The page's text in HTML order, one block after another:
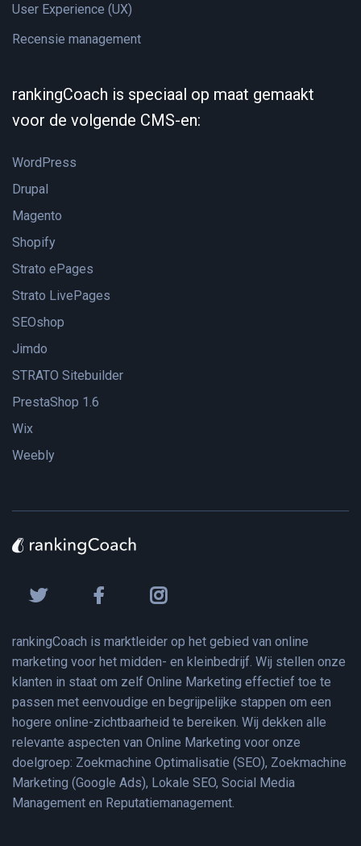
User Experience (UX)
Recensie management
rankingCoach is speciaal op maat gemaakt
voor de volgende CMS-en:
WordPress
Drupal
Magento
Shopify
Strato ePages
Strato LivePages
SEOshop
Jimdo
STRATO Sitebuilder
PrestaShop 1.6
Wix
Weebly
rankingCoach is marktleider op het gebied van online
marketing voor het midden- en kleinbedrijf. Wij stellen onze
klanten in staat om zelf Online Marketing effectief toe te
passen met eenvoudige en begrijpelijke stappen om een
hogere online-zichtbaarheid te bereiken. Wij dekken alle
relevante aspecten van Online Marketing voor onze
doelgroep: Zoekmachine Optimalisatie (SEO), Zoekmachine
Marketing (Google Ads), Lokale SEO, Social Media
Management en Reputatiemanagement.